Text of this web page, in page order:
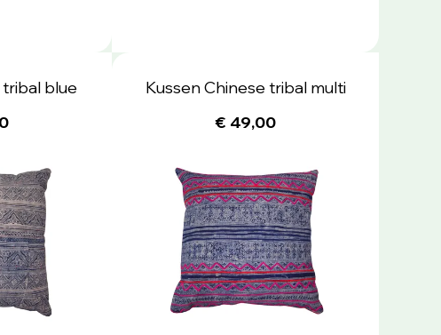
tribal blue
Kussen Chinese tribal multi
€ 49,00